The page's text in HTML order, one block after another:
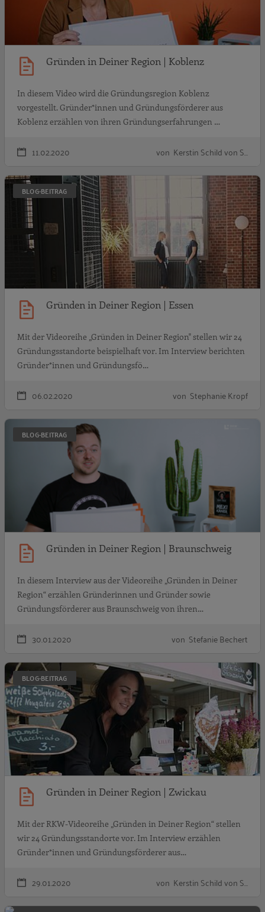
Gründen in Deiner Region | Koblenz
In diesem Video wird die Gründungsregion Koblenz
vorgestellt. Gründer*innen und Gründungsförderer aus
Koblenz erzählen von ihren Gründungserfahrungen …
11.02.2020 von Kerstin Schild von S…
BLOG-BEITRAG
Gründen in Deiner Region | Essen
Mit der Videoreihe „Gründen in Deiner Region" stellen wir 24
Gründungsstandorte beispielhaft vor. Im Interview berichten
Gründer*innen und Gründungsfö…
06.02.2020 von Stephanie Kropf
BLOG-BEITRAG
Gründen in Deiner Region | Braunschweig
In diesem Interview aus der Videoreihe „Gründen in Deiner
Region“ erzählen Gründerinnen und Gründer sowie
Gründungsförderer aus Braunschweig von ihren…
30.01.2020 von Stefanie Bechert
BLOG-BEITRAG
Gründen in Deiner Region | Zwickau
Mit der RKW-Videoreihe „Gründen in Deiner Region“ stellen
wir 24 Gründungsstandorte vor. Im Interview erzählen
Gründer*innen und Gründungsförderer aus…
29.01.2020 von Kerstin Schild von S…